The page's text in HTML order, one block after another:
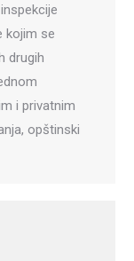
kojim se
drugih
i privatnim
opštinski